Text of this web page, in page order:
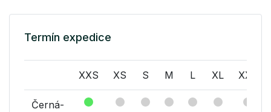
Termín expedice
XXS XS S M L XL XXL
Černá-